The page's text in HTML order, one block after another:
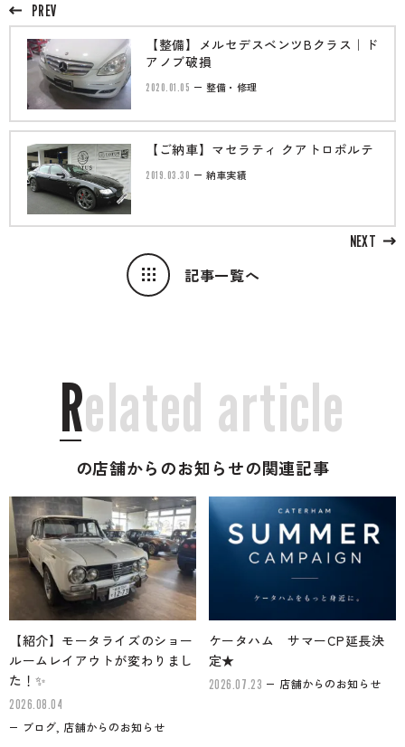
PREV
【整備】メルセデスベンツBクラス｜ド
アノブ破損
2020.01.05 整備・修理
記事一覧へ
NEXT
【ご納車】マセラティ クアトロポルテ
2019.03.30 納車実績
Related article
の店舗からのお知らせの関連記事
【紹介】モータライズのショー
ルームレイアウトが変わりまし
た！✨
2026.08.04
ブログ, 店舗からのお知らせ
ケータハム サマーCP延長決
定★
2026.07.23 店舗からのお知らせ